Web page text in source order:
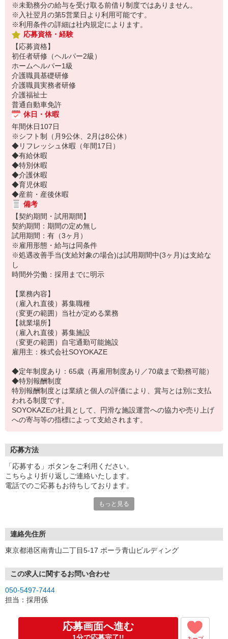
※未勤務分の給与を受け取る前借り制度ではありません。
※入社翌月の第5営業日より利用可能です。
※利用条件の詳細は社内規定によります。
応募資格・経験
【応募資格】
初任者研修（ヘルパー2級）
ホームヘルパー1級
介護職員基礎研修
介護職員実務者研修
介護福祉士
普通自動車免許
休日・休暇
年間休日107日
※シフト制（月9公休、2月は8公休）
◆リフレッシュ休暇（年間17日）
◆有給休暇
◆特別休暇
◆介護休暇
◆育児休暇
◆産前・産後休暇
備考
【契約期間・試用期間】
契約期間：期間の定め無し
試用期間：有（3ヶ月）
※雇用形態・給与は同条件
※処遇改善手当(支給対象の場合)は試用期間中(3ヶ月)は支給な
し
時間外労働：採用までに明示
【業務内容】
（雇入れ直後）募集職種
（変更の範囲）当社が定める業務
【就業場所】
（雇入れ直後）募集施設
（変更の範囲）自宅通勤可能施設
雇用主：株式会社SOYOKAZE
◆定年制度あり：65歳（再雇用制度あり／70歳まで勤務可能）
◆特別報酬制度
特別報酬制度とは業績と個人の評価により、賞与とは別に支払
われる制度です。
SOYOKAZEの社員として、円滑な施設運営への協力や売り上げ
への寄与等の指標によって支給されます。
応募方法
「応募する」ボタンをご利用ください。
こちらより折り返しご連絡いたします。
電話でのご応募もお待ちしております。
※お電話でのお問い合わせは、光IP電話、及びIP電話からはご利用
もっと見る
連絡先住所
東京都港区南青山二丁目5-17 ポーラ青山ビルディング
この求人に関するお問い合わせ
050-5497-7444
担当：採用係
応募画面へ進む